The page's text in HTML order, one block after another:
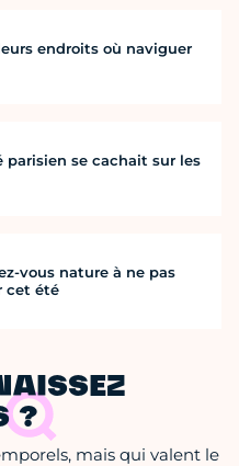
endroits où naviguer
parisien se cachait sur les
vous nature à ne pas
cet été
?
mais qui valent le